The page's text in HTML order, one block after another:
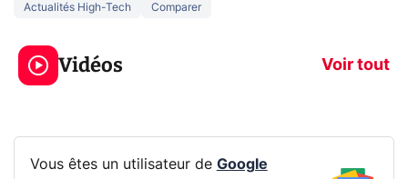
Actualités High-Tech Comparer
Vidéos Voir tout
Éclipse : comment
faire les meilleures
photos ?
CQ32G4ZA !
Vous êtes un utilisateur de Google